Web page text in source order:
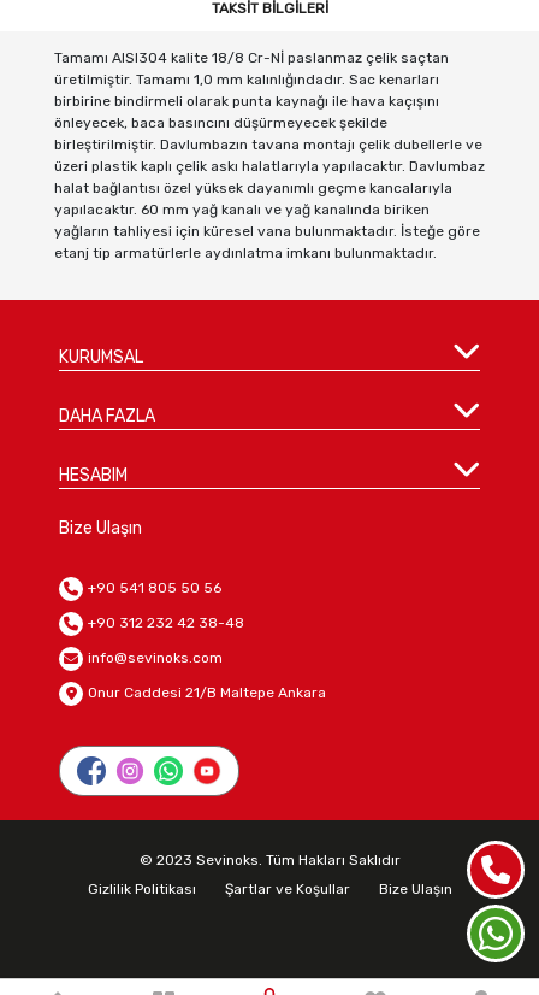
TAKSIT BILGILERI
Tamamı AISI304 kalite 18/8 Cr-Nİ paslanmaz çelik saçtan
üretilmiştir. Tamamı 1,0 mm kalınlığındadır. Sac kenarları
birbirine bindirmeli olarak punta kaynağı ile hava kaçışını
önleyecek, baca basıncını düşürmeyecek şekilde
birleştirilmiştir. Davlumbazın tavana montajı çelik dubellerle ve
üzeri plastik kaplı çelik askı halatlarıyla yapılacaktır. Davlumbaz
halat bağlantısı özel yüksek dayanımlı geçme kancalarıyla
yapılacaktır. 60 mm yağ kanalı ve yağ kanalında biriken
yağların tahliyesi için küresel vana bulunmaktadır. İsteğe göre
etanj tip armatürlerle aydınlatma imkanı bulunmaktadır.
KURUMSAL
DAHA FAZLA
HESABIM
Bize Ulaşın
+90 541 805 50 56
+90 312 232 42 38-48
info@sevinoks.com
Onur Caddesi 21/B Maltepe Ankara
© 2023 Sevinoks. Tüm Hakları Saklıdır
Gizlilik Politikası
Şartlar ve Koşullar Bize Ulaşın